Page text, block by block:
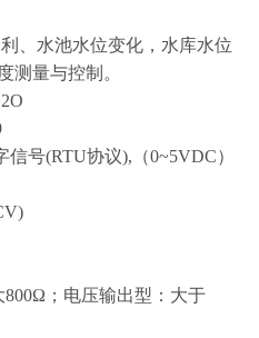
、水池水位变化，水库水位
测量与控制。
信号(RTU协议),（0~5VDC）
800Ω；电压输出型：大于